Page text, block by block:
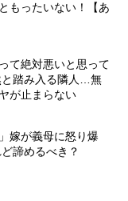
もったいない！【あ
て絶対悪いと思って
踏み入る隣人…無
が止まらない
嫁が義母に怒り爆
諦めるべき？